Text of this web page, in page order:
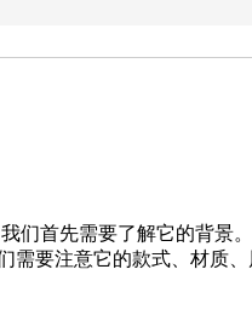
们首先需要了解它的背
需要注意它的款式、材质